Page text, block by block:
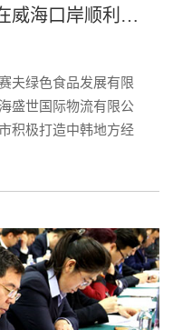
与京东合作的食品供应商在威海口岸顺利通关
夫绿色食品发展有限
盛世国际物流有限公
积极打造中韩地方经
是威海海关、威海